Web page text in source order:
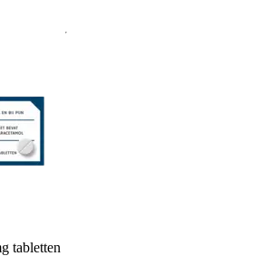
tabletten